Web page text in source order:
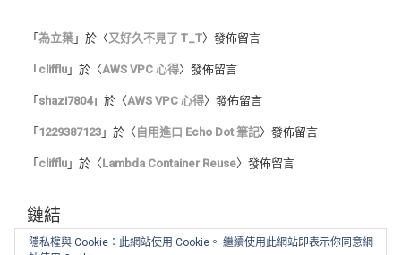
「 為立葉 」於〈又好久不見了 T_T〉發佈留言
「 clifflu 」於〈AWS VPC 心得〉發佈留言
「 shazi7804」於〈AWS VPC 心得〉發佈留言
「 1229387123 」於〈 自用進口 Echo Dot 筆記〉發佈留言
「 clifflu 」於〈Lambda Container Reuse〉發佈留言
鏈結
隱私權與 Cookie：此網站使用 Cookie。 繼續使用此網站即表示你同意網